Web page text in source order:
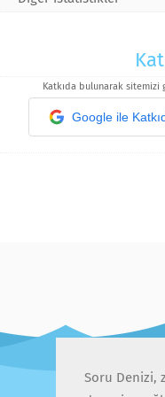
Katkıda bulunarak sitemizi
Google ile
Soru Denizi,